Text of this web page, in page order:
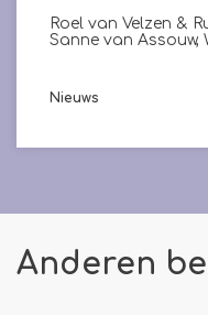
Roel van Velzen &
Sanne van Assouw,
Nieuws
Anderen